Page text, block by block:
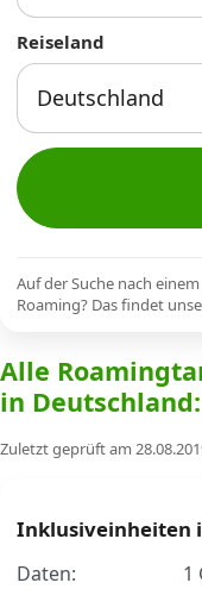
Handy-
Handy-
Alle
Internet, TV,
Kombi-Angebote
News
Reiseland
Auf der Suche nach
Roaming? Das findet
Alle
in Deutschland:
Zuletzt geprüft am
Inklusiveinheiten
Daten: 1